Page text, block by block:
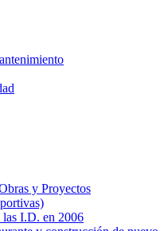
y Proyectos
las I.D. en 2006